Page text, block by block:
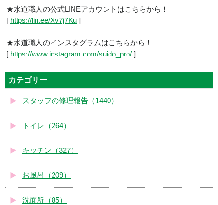
★水道職人の公式LINEアカウントはこちらから！
[ https://lin.ee/Xv7j7Ku ]
★水道職人のインスタグラムはこちらから！
[ https://www.instagram.com/suido_pro/ ]
カテゴリー
スタッフの修理報告（1440）
トイレ（264）
キッチン（327）
お風呂（209）
洗面所（85）